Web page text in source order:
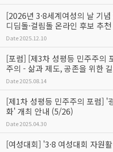
[2026년 3·8세계여성의 날 기
디딤돌·걸림돌 온라인 후보 추천
Date2025.12.10
[포럼] [제3차 성평등 민주주의
주의 - 삶과 제도, 공존을 위한
Date2025.08.14
[제1차 성평등 민주주의 포럼] '
화' 개최 안내 (5/26)
Date2025.04.30
[여성대회] '3·8 여성대회 자원